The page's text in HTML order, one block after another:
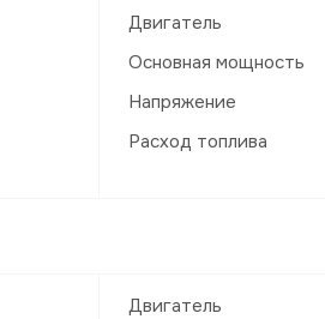
Двигатель
Основная мощность
Напряжение
Расход топлива
Двигатель